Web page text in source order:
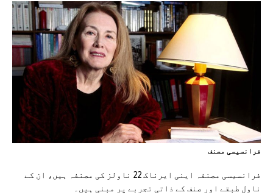
فرانسیسی مصنف
فرانسیسی مصنفہ اینی ایرناک 22 ناولز کی مصنفہ ہیں، ان کے
ناول طبقے اور صنف کے ذاتی تجربے پر مبنی ہیں۔